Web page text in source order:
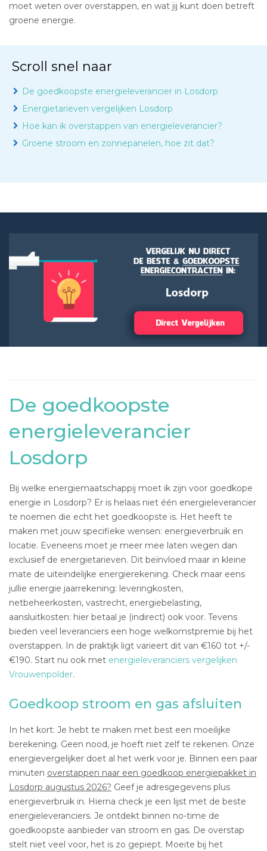
moet weten over overstappen, en wat jij kunt doen betreft
groene energie.
Scroll snel naar
De goedkoopste energieleverancier in Losdorp
Energietarieven vergelijken Losdorp
Hoe kan ik overstappen van energieleverancier?
Groene stroom en zonnepanelen, hoe zit dat?
De goedkoopste
energieleverancier
Losdorp
Bij welke energiemaatschappij moet ik zijn voor goedkope
energie in Losdorp? Er is helaas niet één energieleverancier
te noemen die echt het goedkoopste is. Het heeft te
maken met jouw specifieke wensen: energieverbruik en
locatie. Eveneens moet je meer mee laten wegen dan
exclusief de energietarieven. Dit beïnvloed maar in kleine
mate de uiteindelijke energierekening. Check maar eens
jullie energie jaarrekening: leveringkosten,
netbeheerkosten, vastrecht, energiebelasting,
aansluitkosten: hier betaal je (indirect) ook voor. Tevens
bieden veel leveranciers een hoge welkomstpremie bij het
overstappen. In de praktijk ligt varieert dit van €160 tot +/-
€190. Start nu ook met energieleveranciers vergelijken
Vrouwenpolder.
Goedkoop stroom en gas afsluiten
In het kort: Je hebt te maken met best een moeilijke
berekening. Geen nood, je hoeft niet zelf te rekenen. Onze
energievergelijker doet al het werk voor je. Binnen een paar
minuten overstappen naar een goedkoop energiepakket in
Losdorp augustus 2026? Geef je adresgegevens plus
energieverbruik in. Hierna check je een lijst met de beste
energieleveranciers. Je ontdekt binnen no-time de
goedkoopste aanbieder van stroom en gas. De overstap
stelt niet veel voor, het is zo gepiept. Moeite bij het